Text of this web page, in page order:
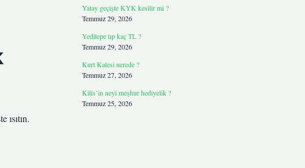
ısıtın.
Yatay geçişte KYK kesilir mi ?
Temmuz 29, 2026
Yeditepe tıp kaç TL ?
Temmuz 29, 2026
Kurt Kalesi nerede ?
Temmuz 27, 2026
Kilis’in neyi meşhur hediyelik ?
Temmuz 25, 2026